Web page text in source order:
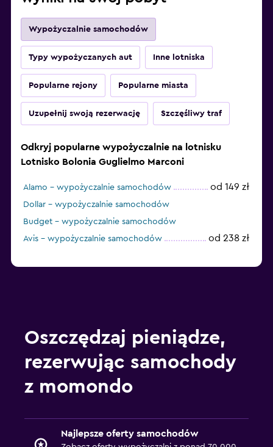
Wypożyczalnie samochodów
Typy wypożyczanych aut Inne lotniska
Popularne rejony Popularne miasta
Uzupełnij swoją rezerwację Szczęśliwy traf
Odkryj popularne wypożyczalnie na lotnisku
Lotnisko Bolonia Guglielmo Marconi
Alamo – wypożyczalnie samochodów od 149 zł
Dollar – wypożyczalnie samochodów
Budget – wypożyczalnie samochodów
Avis – wypożyczalnie samochodów
od 238 zł
Oszczędzaj pieniądze,
rezerwując samochody
z momondo
Najlepsze oferty samochodów